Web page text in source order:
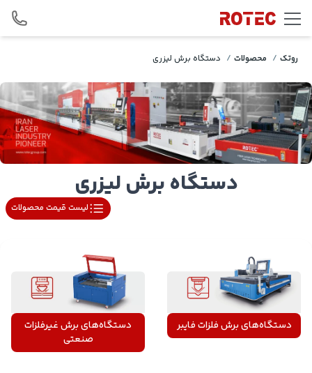
Skip to content
روتک / محصولات / دستگاه برش لیزری
دستگاه برش لیزری
لیست قیمت محصولات
دستگاه‌های برش فلزات فایبر
دستگاه‌های برش غیرفلزات
صنعتی